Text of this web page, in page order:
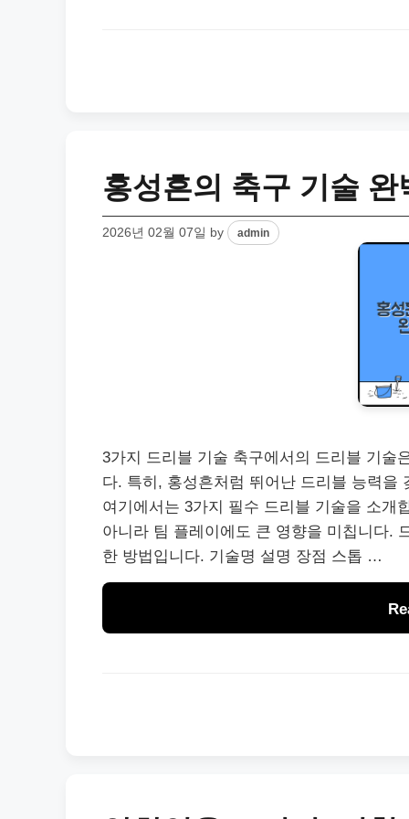
홍성흔의 축구 기술 완
2026년 02월 07일 by admin
3가지 드리블 기술 축구에서의 드리블 기술
다. 특히, 홍성흔처럼 뛰어난 드리블 능력을
여기에서는 3가지 필수 드리블 기술을 소개
아니라 팀 플레이에도 큰 영향을 미칩니다.
한 방법입니다. 기술명 설명 장점 스톱 …